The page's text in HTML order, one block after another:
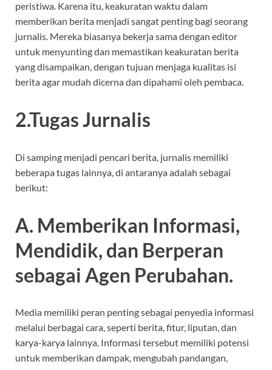
peristiwa. Karena itu, keakuratan waktu dalam
memberikan berita menjadi sangat penting bagi seorang
jurnalis. Mereka biasanya bekerja sama dengan editor
untuk menyunting dan memastikan keakuratan berita
yang disampaikan, dengan tujuan menjaga kualitas isi
berita agar mudah dicerna dan dipahami oleh pembaca.
2.Tugas Jurnalis
Di samping menjadi pencari berita, jurnalis memiliki
beberapa tugas lainnya, di antaranya adalah sebagai
berikut:
A. Memberikan Informasi,
Mendidik, dan Berperan
sebagai Agen Perubahan.
Media memiliki peran penting sebagai penyedia informasi
melalui berbagai cara, seperti berita, fitur, liputan, dan
karya-karya lainnya. Informasi tersebut memiliki potensi
untuk memberikan dampak, mengubah pandangan,